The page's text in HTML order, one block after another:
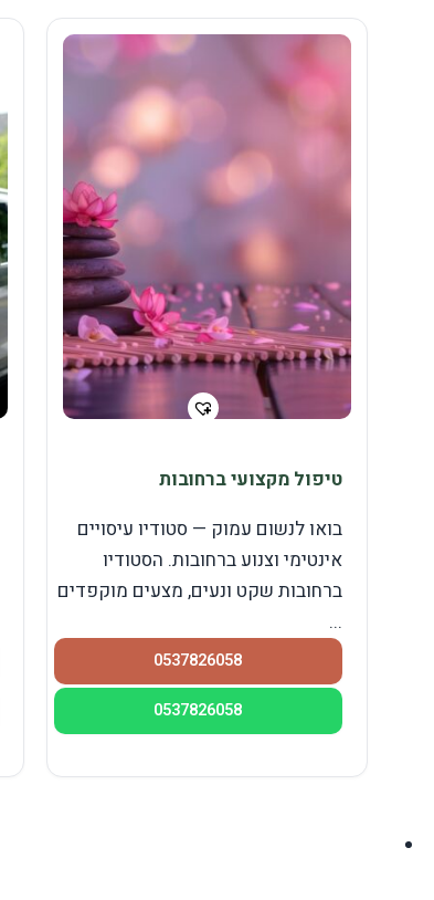
טיפול מקצועי ברחובות
בואו לנשום עמוק — סטודיו עיסויים
אינטימי וצנוע ברחובות. הסטודיו
ברחובות שקט ונעים, מצעים מוקפדים
...
0537826058
0537826058